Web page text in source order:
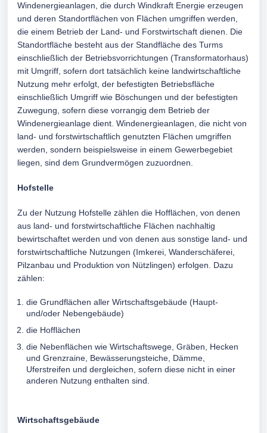
Windenergieanlagen, die durch Windkraft Energie erzeugen
und deren Standortflächen von Flächen umgriffen werden,
die einem Betrieb der Land- und Forstwirtschaft dienen. Die
Standortfläche besteht aus der Standfläche des Turms
einschließlich der Betriebsvorrichtungen (Transformatorhaus)
mit Umgriff, sofern dort tatsächlich keine landwirtschaftliche
Nutzung mehr erfolgt, der befestigten Betriebsfläche
einschließlich Umgriff wie Böschungen und der befestigten
Zuwegung, sofern diese vorrangig dem Betrieb der
Windenergieanlage dient. Windenergieanlagen, die nicht von
land- und forstwirtschaftlich genutzten Flächen umgriffen
werden, sondern beispielsweise in einem Gewerbegebiet
liegen, sind dem Grundvermögen zuzuordnen.
Hofstelle
Zu der Nutzung Hofstelle zählen die Hofflächen, von denen
aus land- und forstwirtschaftliche Flächen nachhaltig
bewirtschaftet werden und von denen aus sonstige land- und
forstwirtschaftliche Nutzungen (Imkerei, Wanderschäferei,
Pilzanbau und Produktion von Nützlingen) erfolgen. Dazu
zählen:
die Grundflächen aller Wirtschaftsgebäude (Haupt-
und/oder Nebengebäude)
die Hofflächen
die Nebenflächen wie Wirtschaftswege, Gräben, Hecken
und Grenzraine, Bewässerungsteiche, Dämme,
Uferstreifen und dergleichen, sofern diese nicht in einer
anderen Nutzung enthalten sind.
Wirtschaftsgebäude